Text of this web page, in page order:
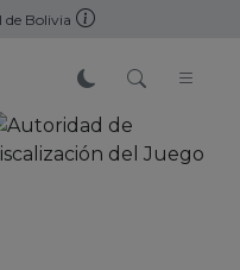
de Bolivia